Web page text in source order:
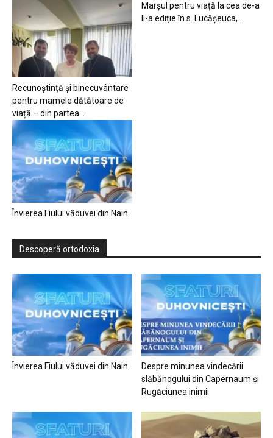
Recunoștință și binecuvântare
pentru mamele dătătoare de
viață – din partea...
Marșul pentru viață la cea de-a
II-a ediție în s. Lucășeuca,...
Învierea Fiului văduvei din Nain
Descoperă ortodoxia
Învierea Fiului văduvei din Nain
Despre minunea vindecării
slăbănogului din Capernaum și
Rugăciunea inimii